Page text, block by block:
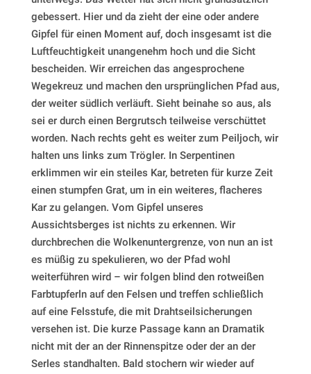
gebessert. Hier und da zieht der eine oder andere
Gipfel für einen Moment auf, doch insgesamt ist die
Luftfeuchtigkeit unangenehm hoch und die Sicht
bescheiden. Wir erreichen das angesprochene
Wegekreuz und machen den ursprünglichen Pfad aus,
der weiter südlich verläuft. Sieht beinahe so aus, als
sei er durch einen Bergrutsch teilweise verschüttet
worden. Nach rechts geht es weiter zum Peiljoch, wir
halten uns links zum Trögler. In Serpentinen
erklimmen wir ein steiles Kar, betreten für kurze Zeit
einen stumpfen Grat, um in ein weiteres, flacheres
Kar zu gelangen. Vom Gipfel unseres
Aussichtsberges ist nichts zu erkennen. Wir
durchbrechen die Wolkenuntergrenze, von nun an ist
es müßig zu spekulieren, wo der Pfad wohl
weiterführen wird – wir folgen blind den rotweißen
Farbtupferln auf den Felsen und treffen schließlich
auf eine Felsstufe, die mit Drahtseilsicherungen
versehen ist. Die kurze Passage kann an Dramatik
nicht mit der an der Rinnenspitze oder der an der
Serles standhalten. Bald stochern wir wieder auf